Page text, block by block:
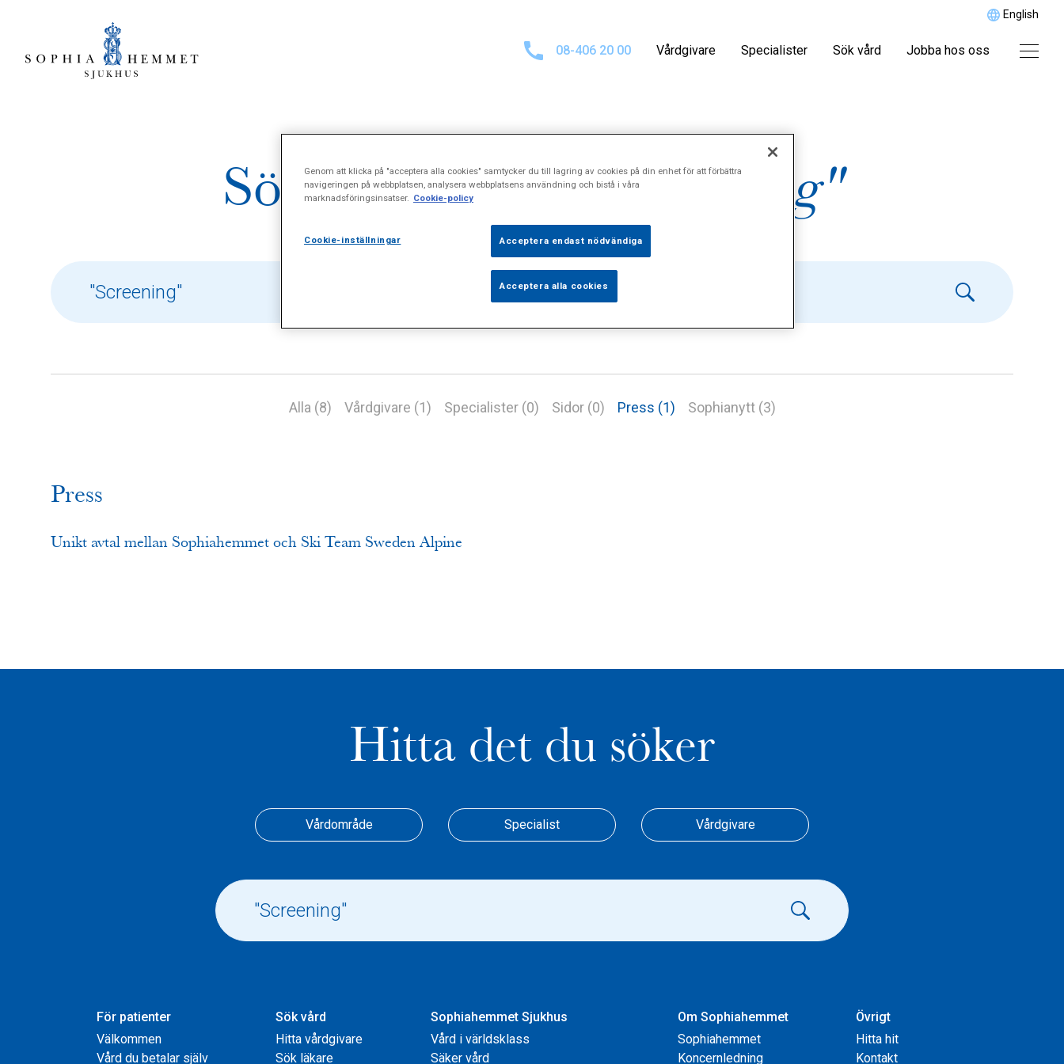
English
08-406 20 00 Vårdgivare Specialister Sök vård Jobba hos oss
Sökresultat för"Screening"
Alla (8) Vårdgivare (1) Specialister (0) Sidor (0) Press (1) Sophianytt (3)
Press
Unikt avtal mellan Sophiahemmet och Ski Team Sweden Alpine
Hitta det du söker
Vårdområde Specialist Vårdgivare
För patienter
Välkommen
Vård du betalar själv
Sök vård
Hitta vårdgivare
Sök läkare
Sophiahemmet Sjukhus
Vård i världsklass
Säker vård
Om Sophiahemmet
Sophiahemmet
Koncernledning
Övrigt
Hitta hit
Kontakt
Genom att klicka på "acceptera alla cookies" samtycker du till lagring av cookies på din enhet för att förbättra
navigeringen på webbplatsen, analysera webbplatsens användning och bistå i våra
marknadsföringsinsatser. Cookie-policy
Cookie-inställningar Acceptera endast nödvändiga
Acceptera alla cookies